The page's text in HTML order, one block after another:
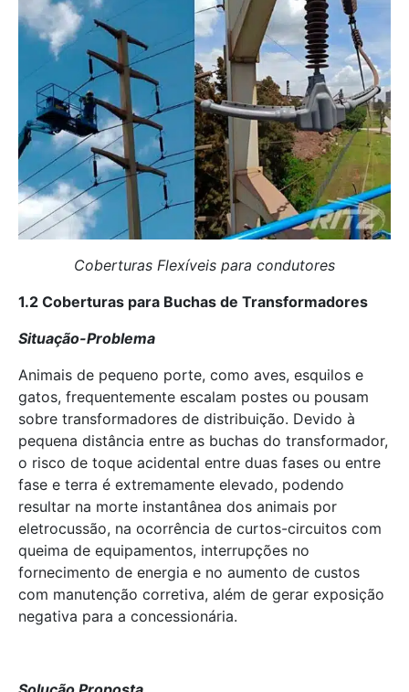
Coberturas Flexíveis para condutores
1.2 Coberturas para Buchas de Transformadores
Situação-Problema
Animais de pequeno porte, como aves, esquilos e
gatos, frequentemente escalam postes ou pousam
sobre transformadores de distribuição. Devido à
pequena distância entre as buchas do transformador,
o risco de toque acidental entre duas fases ou entre
fase e terra é extremamente elevado, podendo
resultar na morte instantânea dos animais por
eletrocussão, na ocorrência de curtos-circuitos com
queima de equipamentos, interrupções no
fornecimento de energia e no aumento de custos
com manutenção corretiva, além de gerar exposição
negativa para a concessionária.